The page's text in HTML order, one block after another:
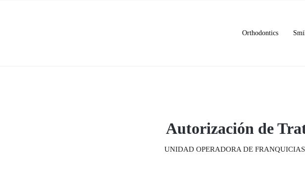
Orthodontics
Autorización de
UNIDAD OPERADORA DE